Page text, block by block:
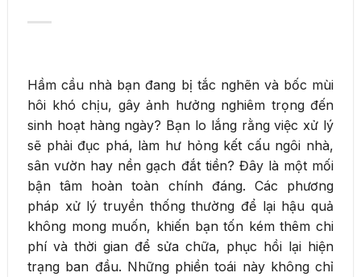
Hầm cầu nhà bạn đang bị tắc nghẽn và bốc mùi
hôi khó chịu, gây ảnh hưởng nghiêm trọng đến
sinh hoạt hàng ngày? Bạn lo lắng rằng việc xử lý
sẽ phải đục phá, làm hư hỏng kết cấu ngôi nhà,
sân vườn hay nền gạch đắt tiền? Đây là một mối
bận tâm hoàn toàn chính đáng. Các phương
pháp xử lý truyền thống thường để lại hậu quả
không mong muốn, khiến bạn tốn kém thêm chi
phí và thời gian để sửa chữa, phục hồi lại hiện
trạng ban đầu. Những phiền toái này không chỉ